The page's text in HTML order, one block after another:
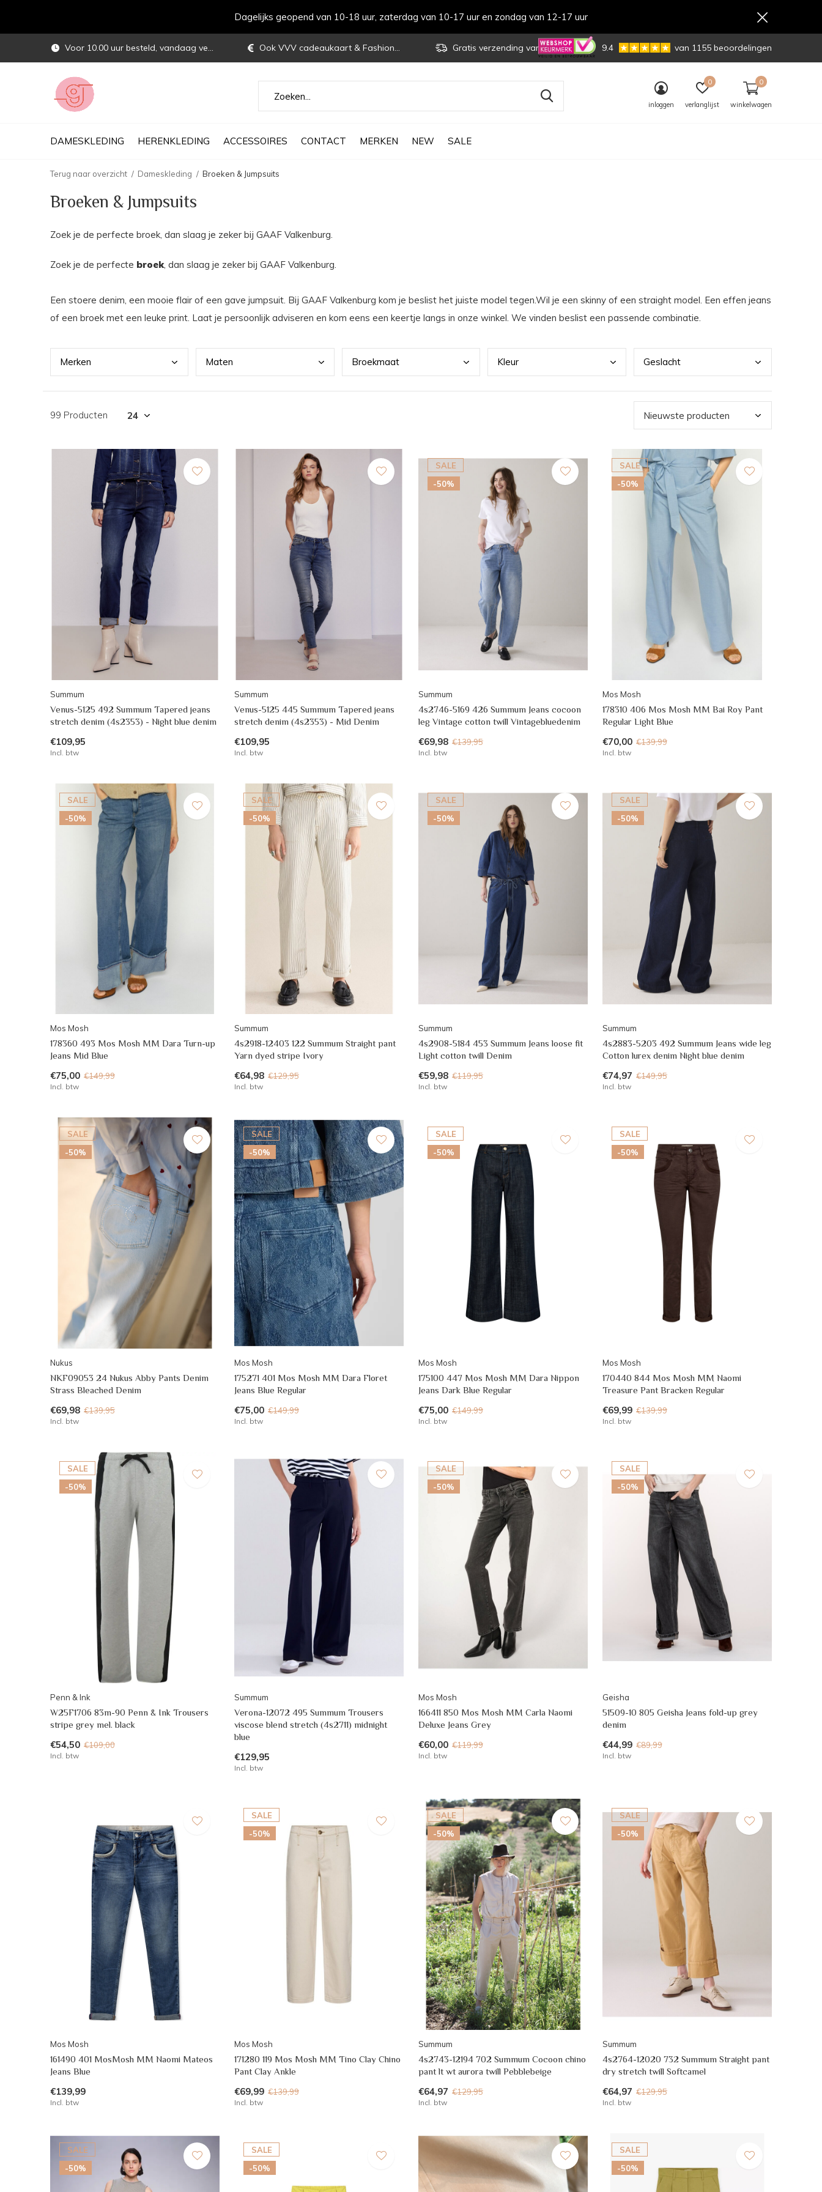
DAMESKLEDING HERENKLEDING ACCESSOIRES CONTACT MERKEN NEW SALE
inloggen verlanglijst
0
winkelwagen
0
Voor 10.00 uur besteld, vandaag verstuurd Ook VVV cadeaukaart & Fashioncheque Gratis verzending vanaf € 70,- 9.4 van 1155 beoordelingen
Dagelijks geopend van 10-18 uur, zaterdag van 10-17 uur en zondag van 12-17 uur
Terug naar overzicht Dameskleding Broeken & Jumpsuits
Broeken & Jumpsuits
Zoek je de perfecte broek, dan slaag je zeker bij GAAF Valkenburg.
Zoek je de perfecte broek, dan slaag je zeker bij GAAF Valkenburg.
Een stoere denim, een mooie flair of een gave jumpsuit. Bij GAAF Valkenburg kom je beslist het juiste model tegen.Wil je een skinny of een straight model. Een effen jeans
of een broek met een leuke print. Laat je persoonlijk adviseren en kom eens een keertje langs in onze winkel. We vinden beslist een passende combinatie.
Merken Maten Broekmaat Kleur Geslacht
99 Producten
Summum
Venus-5125 492 Summum Tapered jeans
stretch denim (4s2353) - Night blue denim
€109,95
Incl. btw
Summum
Venus-5125 445 Summum Tapered jeans
stretch denim (4s2353) - Mid Denim
€109,95
Incl. btw
SALE
-50%
Summum
4s2746-5169 426 Summum Jeans cocoon
leg Vintage cotton twill Vintagebluedenim
€69,98 €139,95
Incl. btw
SALE
-50%
Mos Mosh
178310 406 Mos Mosh MM Bai Roy Pant
Regular Light Blue
€70,00 €139,99
Incl. btw
SALE
-50%
Mos Mosh
178360 493 Mos Mosh MM Dara Turn-up
Jeans Mid Blue
€75,00 €149,99
Incl. btw
SALE
-50%
Summum
4s2918-12403 122 Summum Straight pant
Yarn dyed stripe Ivory
€64,98 €129,95
Incl. btw
SALE
-50%
Summum
4s2908-5184 453 Summum Jeans loose fit
Light cotton twill Denim
€59,98 €119,95
Incl. btw
SALE
-50%
Summum
4s2883-5203 492 Summum Jeans wide leg
Cotton lurex denim Night blue denim
€74,97 €149,95
Incl. btw
SALE
-50%
Nukus
NKF09053 24 Nukus Abby Pants Denim
Strass Bleached Denim
€69,98 €139,95
Incl. btw
SALE
-50%
Mos Mosh
175271 401 Mos Mosh MM Dara Floret
Jeans Blue Regular
€75,00 €149,99
Incl. btw
SALE
-50%
Mos Mosh
175100 447 Mos Mosh MM Dara Nippon
Jeans Dark Blue Regular
€75,00 €149,99
Incl. btw
SALE
-50%
Mos Mosh
170440 844 Mos Mosh MM Naomi
Treasure Pant Bracken Regular
€69,99 €139,99
Incl. btw
SALE
-50%
Penn & Ink
W25F1706 83m-90 Penn & Ink Trousers
stripe grey mel. black
€54,50 €109,00
Incl. btw
Summum
Verona-12072 495 Summum Trousers
viscose blend stretch (4s2711) midnight
blue
€129,95
Incl. btw
SALE
-50%
Mos Mosh
166411 850 Mos Mosh MM Carla Naomi
Deluxe Jeans Grey
€60,00 €119,99
Incl. btw
SALE
-50%
Geisha
51509-10 805 Geisha Jeans fold-up grey
denim
€44,99 €89,99
Incl. btw
Mos Mosh
161490 401 MosMosh MM Naomi Mateos
Jeans Blue
€139,99
Incl. btw
SALE
-50%
Mos Mosh
171280 119 Mos Mosh MM Tino Clay Chino
Pant Clay Ankle
€69,99 €139,99
Incl. btw
SALE
-50%
Summum
4s2743-12194 702 Summum Cocoon chino
pant lt wt aurora twill Pebblebeige
€64,97 €129,95
Incl. btw
SALE
-50%
Summum
4s2764-12020 732 Summum Straight pant
dry stretch twill Softcamel
€64,97 €129,95
Incl. btw
SALE
-50%
SALE
-50%
SALE
-50%